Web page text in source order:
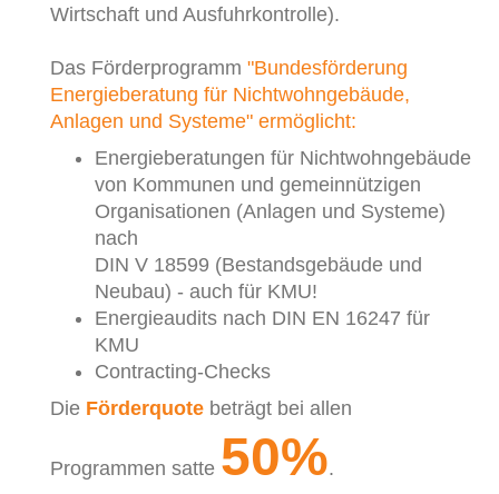
Wirtschaft und Ausfuhrkontrolle).
Das Förderprogramm "Bundesförderung
Energieberatung für Nichtwohngebäude,
Anlagen und Systeme" ermöglicht:
Energieberatungen für Nichtwohngebäude
von Kommunen und gemeinnützigen
Organisationen (Anlagen und Systeme)
nach
DIN V 18599 (Bestandsgebäude und
Neubau) - auch für KMU!
Energieaudits nach DIN EN 16247 für
KMU
Contracting-Checks
Die Förderquote beträgt bei allen
Programmen satte 50%.